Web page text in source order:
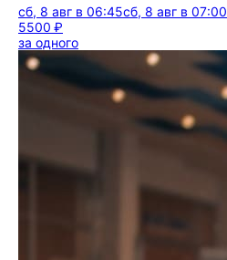
сб, 8 авг в 06:45сб, 8 авг в 07:00
5500 ₽
за одного